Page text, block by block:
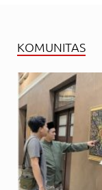
KOMUNITAS